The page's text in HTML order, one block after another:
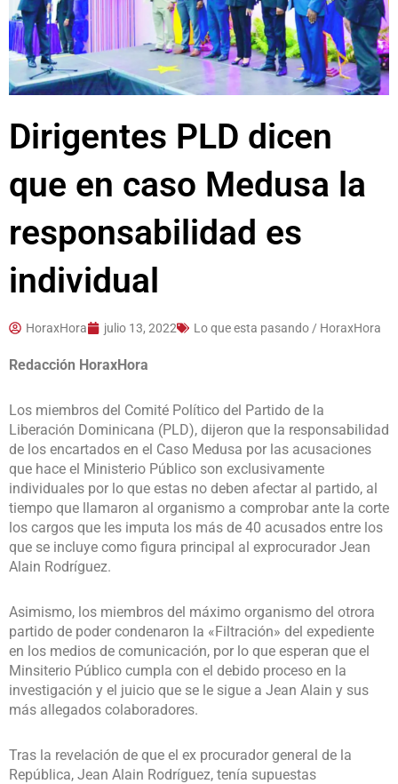
Dirigentes PLD dicen
que en caso Medusa la
responsabilidad es
individual
HoraxHora julio 13, 2022 Lo que esta pasando / HoraxHora
Redacción HoraxHora
Los miembros del Comité Político del Partido de la
Liberación Dominicana (PLD), dijeron que la responsabilidad
de los encartados en el Caso Medusa por las acusaciones
que hace el Ministerio Público son exclusivamente
individuales por lo que estas no deben afectar al partido, al
tiempo que llamaron al organismo a comprobar ante la corte
los cargos que les imputa los más de 40 acusados entre los
que se incluye como figura principal al exprocurador Jean
Alain Rodríguez.
Asimismo, los miembros del máximo organismo del otrora
partido de poder condenaron la «Filtración» del expediente
en los medios de comunicación, por lo que esperan que el
Minsiterio Público cumpla con el debido proceso en la
investigación y el juicio que se le sigue a Jean Alain y sus
más allegados colaboradores.
Tras la revelación de que el ex procurador general de la
República, Jean Alain Rodríguez, tenía supuestas